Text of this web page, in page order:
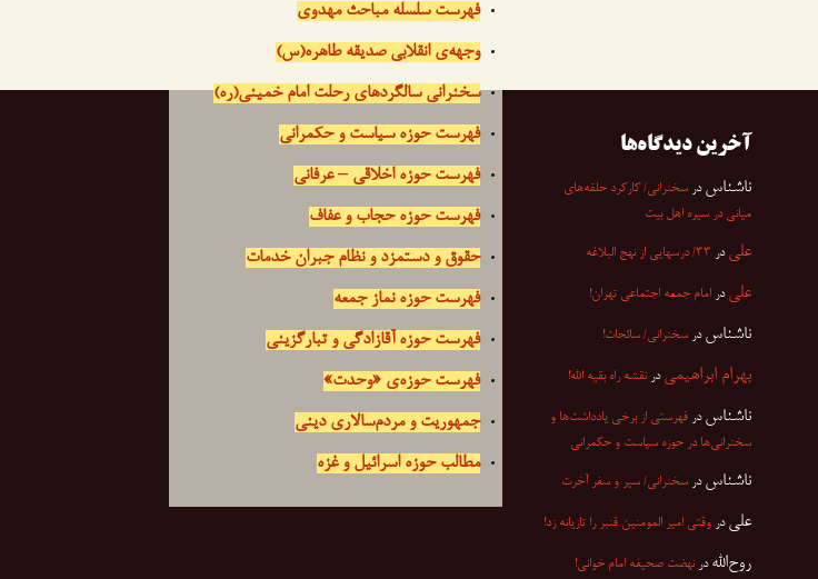
فهرست سلسله مباحث مهدوی
وجهه‌ی انقلابی صدیقه طاهره(س)
سخنرانی سالگردهای رحلت امام خمینی(ره)
فهرست حوزه سیاست و حکمرانی
فهرست حوزه اخلاقی – عرفانی
فهرست حوزه حجاب و عفاف
حقوق و دستمزد و نظام جبران خدمات
فهرست حوزه نماز جمعه
فهرست حوزه آقازادگی و تبارگزینی
فهرست حوزه‌ی «وحدت»
جمهوریت و مردم‌سالاری دینی
مطالب حوزه اسرائیل و غزه
آخرین دیدگاه‌ها
ناشناس در سخنرانی/ کارکرد حلقه‌های
میانی در سیره اهل بیت
علی در ۳۳/ درسهایی از نهج البلاغه
علی در امام جمعه اجتماعی تهران!
ناشناس در سخنرانی/ سائحات!
بهرام ابراهیمی درنقشه راه بقیه الله!
ناشناس در فهرستی از برخی یادداشت‌ها و
سخنرانی‌ها در حوزه سیاست و حکمرانی
ناشناس در سخنرانی/ سیر و سفر آخرت
علی در وقتی امیر المومنین قنبر را تازیانه زد!
روح‌الله درنهضت صحیفه امام خوانی!